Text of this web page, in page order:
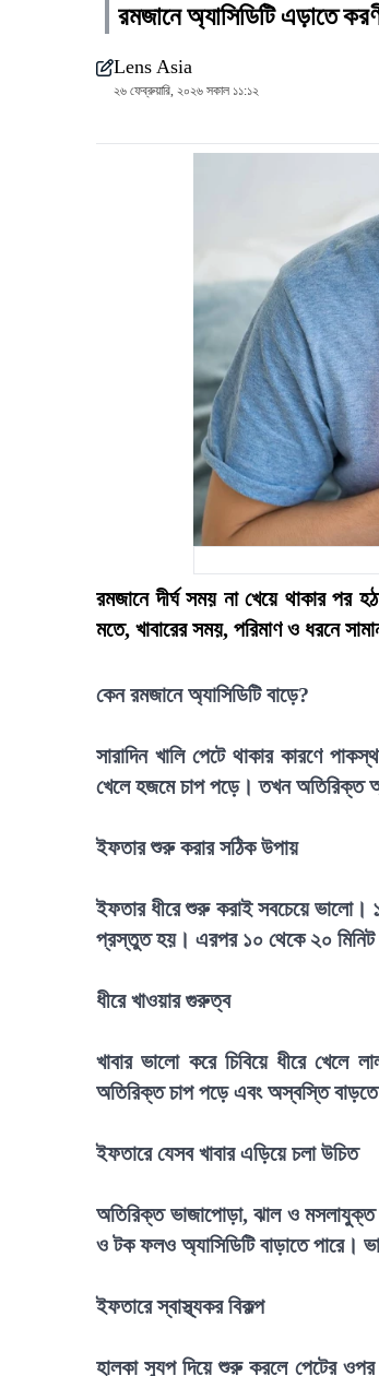
রমজানে অ্যাসিডিটি এড়াতে
Lens Asia
২৬ ফেব্রুয়ারি, ২০২৬ সকাল ১১:১২
রমজানে দীর্ঘ সময় না খেয়ে থাকার পর
মতে, খাবারের সময়, পরিমাণ ও ধরনে
কেন রমজানে অ্যাসিডিটি বাড়ে?
সারাদিন খালি পেটে থাকার কারণে
খেলে হজমে চাপ পড়ে। তখন অতিরিক্ত
ইফতার শুরু করার সঠিক উপায়
ইফতার ধীরে শুরু করাই সবচেয়ে ভালো।
প্রস্তুত হয়। এরপর ১০ থেকে ২০ মিনিট
ধীরে খাওয়ার গুরুত্ব
খাবার ভালো করে চিবিয়ে ধীরে খেলে
অতিরিক্ত চাপ পড়ে এবং অস্বস্তি বাড়তে
ইফতারে যেসব খাবার এড়িয়ে চলা উচিত
অতিরিক্ত ভাজাপোড়া, ঝাল ও মসলাযুক্ত
ও টক ফলও অ্যাসিডিটি বাড়াতে পারে।
ইফতারে স্বাস্থ্যকর বিকল্প
হালকা স্যুপ দিয়ে শুরু করলে পেটের